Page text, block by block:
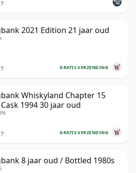
?
2021 Edition 21 jaar oud
GRATIS VERZENDING
?
Whiskyland Chapter 15
1994 30 jaar oud
GRATIS VERZENDING
?
8 jaar oud / Bottled 1980s